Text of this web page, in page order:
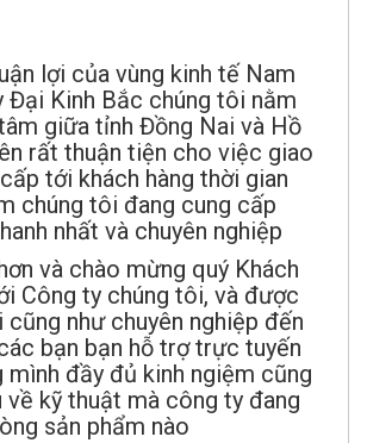
lợi của vùng kinh tế Nam
Đại Kinh Bắc chúng tôi nằm
giữa tỉnh Đồng Nai và Hồ
rất thuận tiện cho việc giao
tới khách hàng thời gian
chúng tôi đang cung cấp
nhất và chuyên nghiệp
và chào mừng quý Khách
Công ty chúng tôi, và được
cũng như chuyên nghiệp đến
bạn bạn hỗ trợ trực tuyến
mình đầy đủ kinh ngiệm cũng
về kỹ thuật mà công ty đang
sản phẩm nào